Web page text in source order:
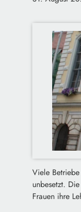
Viele
unbesetzt.
Frauen ihre